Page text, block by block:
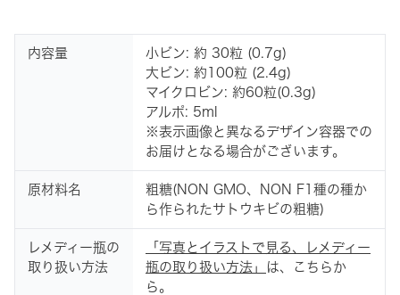
内容量
小ビン: 約 30粒 (0.7g)
大ビン: 約100粒 (2.4g)
マイクロビン: 約60粒(0.3g)
アルポ: 5ml
※表示画像と異なるデザイン容器での
お届けとなる場合がございます。
原材料名
粗糖(NON GMO、NON F1種の種か
ら作られたサトウキビの粗糖)
レメディー瓶の
取り扱い方法
「写真とイラストで見る、レメディー
瓶の取り扱い方法」
は、こちらか
ら。